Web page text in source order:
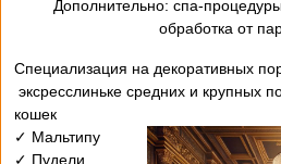
- Дополнительно: спа-
обработка от
Специализация на декоративных
эксресслиньке средних и крупных
кошек
✓ Мальтипу
✓ Пудели